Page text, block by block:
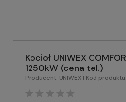
Kocioł UNIWEX
1250kW (cena tel.)
Producent: UNIWEX | Kod produktu: